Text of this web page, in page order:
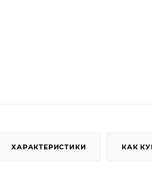
ХАРАКТЕРИСТИКИ КАК